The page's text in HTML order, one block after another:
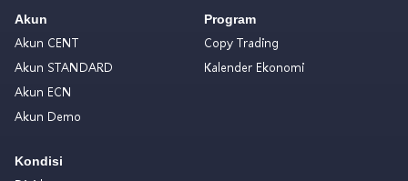
Akun
Akun CENT
Akun STANDARD
Akun ECN
Akun Demo
Kondisi
Program
Copy Trading
Kalender Ekonomi